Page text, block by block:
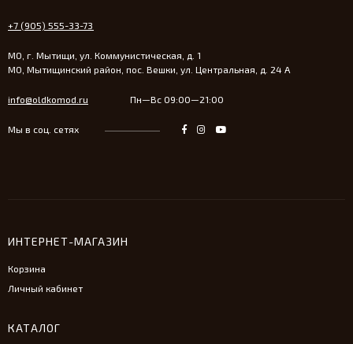
+7 (905) 555-33-73
МО, г. Мытищи, ул. Коммунистическая, д. 1
МО, Мытищинский район, пос. Вешки, ул. Центральная, д. 24 А
info@oldkomod.ru Пн—Вс 09:00—21:00
Мы в соц. сетях
ИНТЕРНЕТ-МАГАЗИН
Корзина
Личный кабинет
КАТАЛОГ